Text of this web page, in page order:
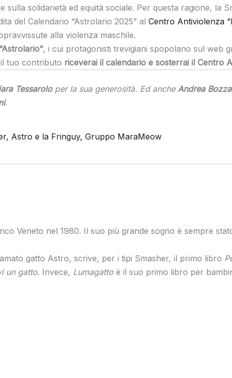
solidarietà ed equità sociale. Per questa ragione, la
del Calendario “Astrolario 2025” al Centro Antiviolenza
alla violenza maschile.
, i cui protagonisti trevigiani spopolano sul web
tuo contributo riceverai il calendario e sosterrai il Centro
Tessaroloper la sua generosità. Ed anche Andrea
.
Astro e la Fringuy, Gruppo MaraMeow
Veneto nel 1980. Il suo più grande sogno è sempre
gatto Astro, scrive, per i tipi Smasher, il primo libro
un gatto. Invece, Lumagattoè il suo primo libro per